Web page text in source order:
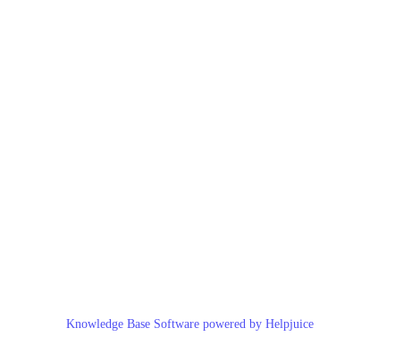
Knowledge Base Software powered by Helpjuice